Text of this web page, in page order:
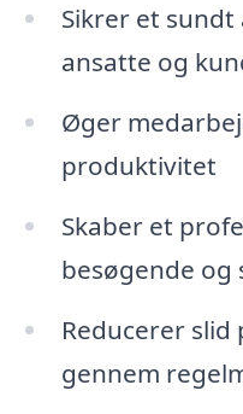
Sikrer et
ansatte og
Øger
produktivitet
Skaber et
besøgende
Reducerer
gennem